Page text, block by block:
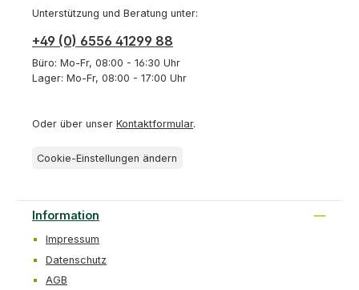
Unterstützung und Beratung unter:
+49 (0) 6556 41299 88
Büro: Mo-Fr, 08:00 - 16:30 Uhr
Lager: Mo-Fr, 08:00 - 17:00 Uhr
Oder über unser Kontaktformular.
Cookie-Einstellungen ändern
Information
Impressum
Datenschutz
AGB